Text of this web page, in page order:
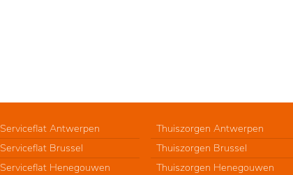
Serviceflat Antwerpen
Serviceflat Brussel
Serviceflat Henegouwen
Thuiszorgen Antwerpen
Thuiszorgen Brussel
Thuiszorgen Henegouwen